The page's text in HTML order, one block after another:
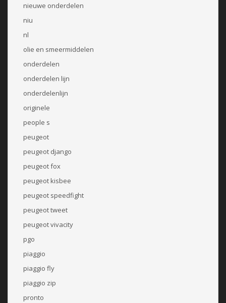
nieuwe onderdelen
niu
nl
olie en smeermiddelen
onderdelen
onderdelen lijn
onderdelenlijn
originele
people s
peugeot
peugeot django
peugeot fox
peugeot kisbee
peugeot speedfight
peugeot tweet
peugeot vivacity
pgo
piaggio
piaggio fly
piaggio zip
pronto